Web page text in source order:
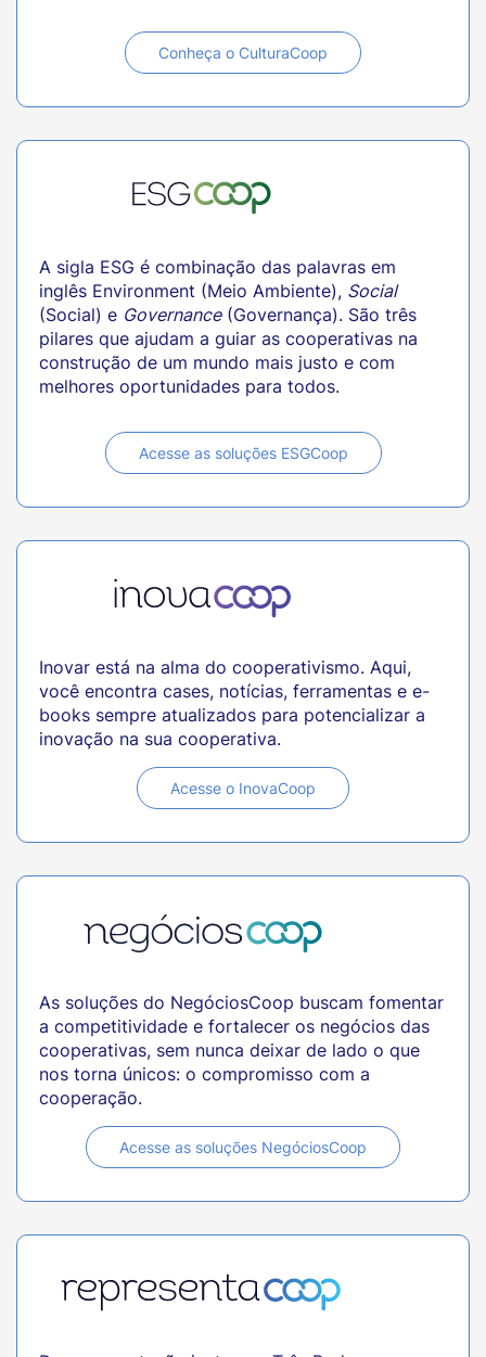
Conheça o CulturaCoop
A sigla ESG é combinação das palavras em
inglês Environment (Meio Ambiente), Social
(Social) e Governance(Governança). São três
pilares que ajudam a guiar as cooperativas na
construção de um mundo mais justo e com
melhores oportunidades para todos.
Acesse as soluções ESGCoop
Inovar está na alma do cooperativismo. Aqui,
você encontra cases, notícias, ferramentas e e-
books sempre atualizados para potencializar a
inovação na sua cooperativa.
Acesse o InovaCoop
As soluções do NegóciosCoop buscam fomentar
a competitividade e fortalecer os negócios das
cooperativas, sem nunca deixar de lado o que
nos torna únicos: o compromisso com a
cooperação.
Acesse as soluções NegóciosCoop